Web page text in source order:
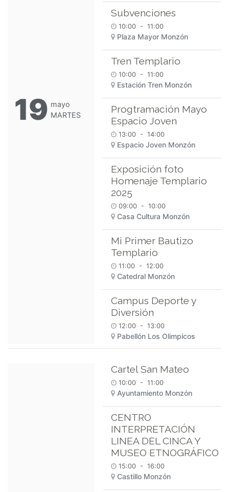
19 mayo
MARTES
Subvenciones
10:00 - 11:00
Plaza Mayor Monzón
Tren Templario
10:00 - 11:00
Estación Tren Monzón
Progtramación Mayo
Espacio Joven
13:00 - 14:00
Espacio Joven Monzón
Exposición foto
Homenaje Templario
2025
09:00 - 10:00
Casa Cultura Monzón
Mi Primer Bautizo
Templario
11:00 - 12:00
Catedral Monzón
Campus Deporte y
Diversión
12:00 - 13:00
Pabellón Los Olimpicos
Cartel San Mateo
10:00 - 11:00
Ayuntamiento Monzón
CENTRO
INTERPRETACIÓN
LINEA DEL CINCA Y
MUSEO ETNOGRÁFICO
15:00 - 16:00
Castillo Monzón